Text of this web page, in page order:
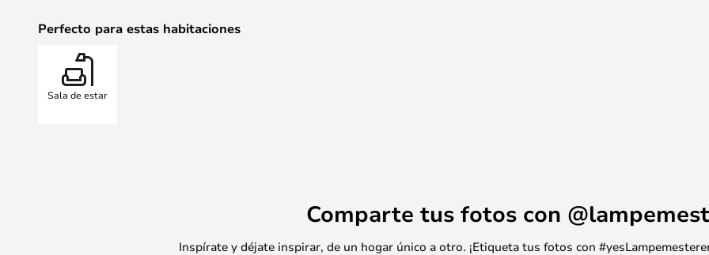
Perfecto para estas habitaciones
Sala de estar
Comparte tus fotos con
Inspírate y déjate inspirar, de un hogar único a otro. ¡Etiqueta tus fotos con